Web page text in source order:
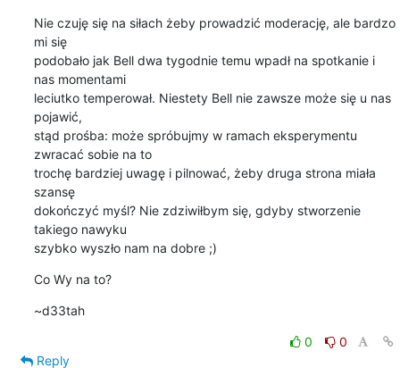
Nie czuję się na siłach żeby prowadzić moderację, ale bardzo
mi się
podobało jak Bell dwa tygodnie temu wpadł na spotkanie i
nas momentami
leciutko temperował. Niestety Bell nie zawsze może się u nas
pojawić,
stąd prośba: może spróbujmy w ramach eksperymentu
zwracać sobie na to
trochę bardziej uwagę i pilnować, żeby druga strona miała
szansę
dokończyć myśl? Nie zdziwiłbym się, gdyby stworzenie
takiego nawyku
szybko wyszło nam na dobre ;)
Co Wy na to?
~d33tah
0
0
Reply